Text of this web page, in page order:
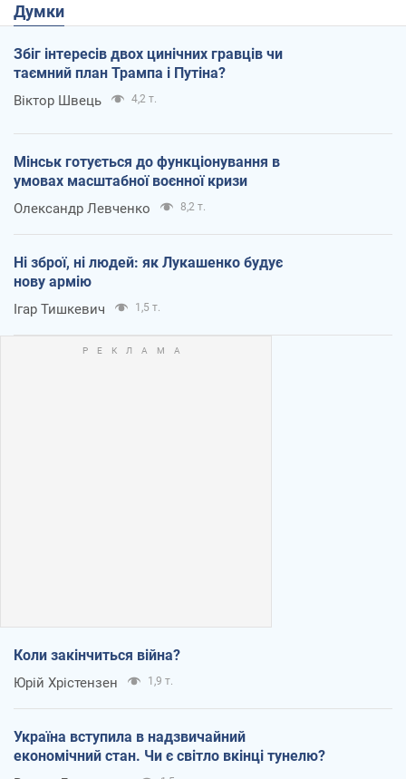
Думки
Збіг інтересів двох цинічних гравців чи
таємний план Трампа і Путіна?
Віктор Швець 4,2 т.
Мінськ готується до функціонування в
умовах масштабної воєнної кризи
Олександр Левченко 8,2 т.
Ні зброї, ні людей: як Лукашенко будує
нову армію
Ігар Тишкевич 1,5 т.
Коли закінчиться війна?
Юрій Хрістензен 1,9 т.
Україна вступила в надзвичайний
економічний стан. Чи є світло вкінці тунелю?